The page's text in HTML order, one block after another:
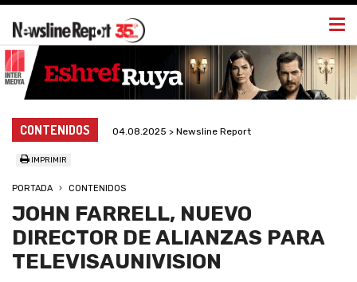
CONTENIDOS 04.08.2025 > Newsline Report
IMPRIMIR
PORTADA CONTENIDOS
JOHN FARRELL, NUEVO
DIRECTOR DE ALIANZAS PARA
TELEVISAUNIVISION